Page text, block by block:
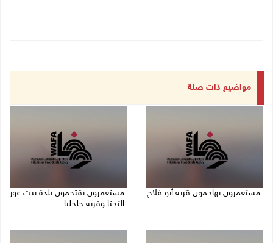
مواضيع ذات صلة
مستعمرون يهاجمون قرية أبو فلاح
مستعمرون يقتحمون بلدة بيت عور
التحتا وقرية جلجليا